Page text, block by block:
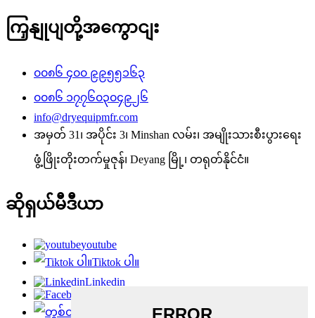
ကြှနျုပျတို့အကွောငျး
၀၀၈၆ ၄၀၀ ၉၉၅၅၁၆၃
၀၀၈၆ ၁၇၇၆၀၃၀၄၉၂၆
info@dryequipmfr.com
အမှတ် 31၊ အပိုင်း 3၊ Minshan လမ်း၊ အမျိုးသားစီးပွားရေး
ဖွံ့ဖြိုးတိုးတက်မှုဇုန်၊ Deyang မြို့၊ တရုတ်နိုင်ငံ။
ဆိုရှယ်မီဒီယာ
youtube
Tiktok ပါ။
Linkedin